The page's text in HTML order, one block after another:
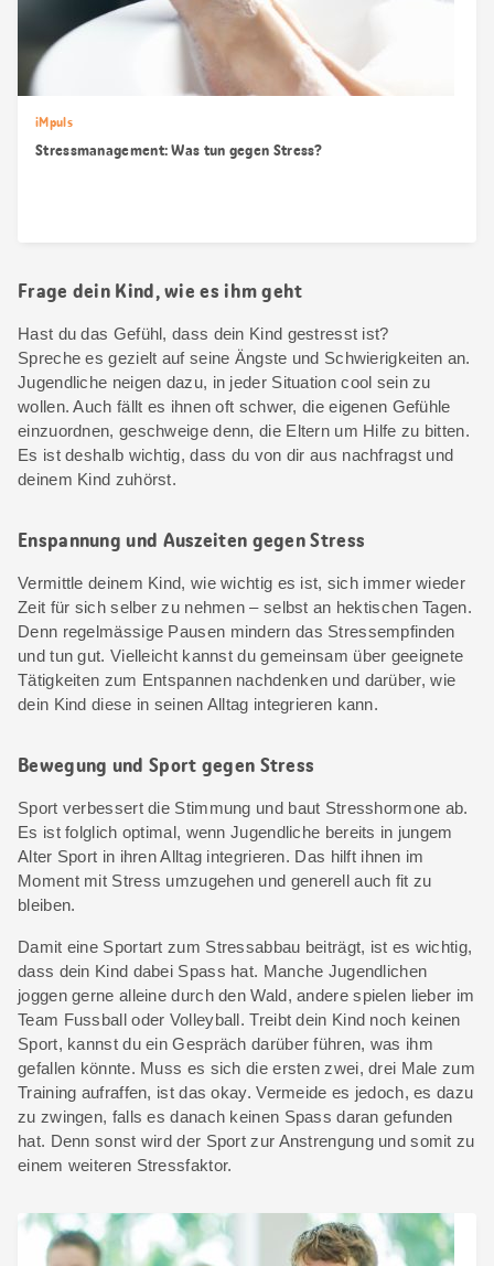
iMpuls
Stressmanagement: Was tun gegen Stress?
Frage dein Kind, wie es ihm geht
Hast du das Gefühl, dass dein Kind gestresst ist?
Spreche es gezielt auf seine Ängste und Schwierigkeiten an.
Jugendliche neigen dazu, in jeder Situation cool sein zu
wollen. Auch fällt es ihnen oft schwer, die eigenen Gefühle
einzuordnen, geschweige denn, die Eltern um Hilfe zu bitten.
Es ist deshalb wichtig, dass du von dir aus nachfragst und
deinem Kind zuhörst.
Enspannung und Auszeiten gegen Stress
Vermittle deinem Kind, wie wichtig es ist, sich immer wieder
Zeit für sich selber zu nehmen – selbst an hektischen Tagen.
Denn regelmässige Pausen mindern das Stressempfinden
und tun gut. Vielleicht kannst du gemeinsam über geeignete
Tätigkeiten zum Entspannen nachdenken und darüber, wie
dein Kind diese in seinen Alltag integrieren kann.
Bewegung und Sport gegen Stress
Sport verbessert die Stimmung und baut Stresshormone ab.
Es ist folglich optimal, wenn Jugendliche bereits in jungem
Alter Sport in ihren Alltag integrieren. Das hilft ihnen im
Moment mit Stress umzugehen und generell auch fit zu
bleiben.
Damit eine Sportart zum Stressabbau beiträgt, ist es wichtig,
dass dein Kind dabei Spass hat. Manche Jugendlichen
joggen gerne alleine durch den Wald, andere spielen lieber im
Team Fussball oder Volleyball. Treibt dein Kind noch keinen
Sport, kannst du ein Gespräch darüber führen, was ihm
gefallen könnte. Muss es sich die ersten zwei, drei Male zum
Training aufraffen, ist das okay. Vermeide es jedoch, es dazu
zu zwingen, falls es danach keinen Spass daran gefunden
hat. Denn sonst wird der Sport zur Anstrengung und somit zu
einem weiteren Stressfaktor.